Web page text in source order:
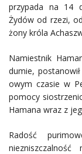
przypada na 14
Żydów od rzezi,
żony króla
Namiestnik
dumie,
owym czasie w
pomocy
Hamana wraz z
Radość